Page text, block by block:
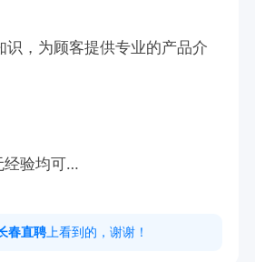
识，为顾客提供专业的产品介
经验均可
力，能与顾客有效交流
力，愿意学习美容相关技能
春直聘 上看到的，谢谢！